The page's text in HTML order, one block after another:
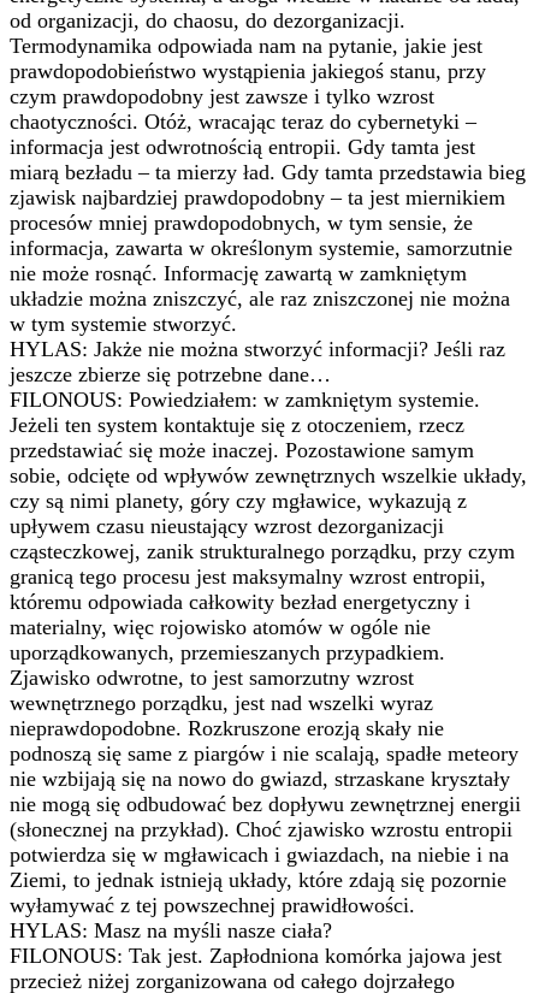
od organizacji, do chaosu, do dezorganizacji.
Termodynamika odpowiada nam na pytanie, jakie jest
prawdopodobieństwo wystąpienia jakiegoś stanu, przy
czym prawdopodobny jest zawsze i tylko wzrost
chaotyczności. Otóż, wracając teraz do cybernetyki –
informacja jest odwrotnością entropii. Gdy tamta jest
miarą bezładu – ta mierzy ład. Gdy tamta przedstawia bieg
zjawisk najbardziej prawdopodobny – ta jest miernikiem
procesów mniej prawdopodobnych, w tym sensie, że
informacja, zawarta w określonym systemie, samorzutnie
nie może rosnąć. Informację zawartą w zamkniętym
układzie można zniszczyć, ale raz zniszczonej nie można
w tym systemie stworzyć.
HYLAS: Jakże nie można stworzyć informacji? Jeśli raz
jeszcze zbierze się potrzebne dane…
FILONOUS: Powiedziałem: w zamkniętym systemie.
Jeżeli ten system kontaktuje się z otoczeniem, rzecz
przedstawiać się może inaczej. Pozostawione samym
sobie, odcięte od wpływów zewnętrznych wszelkie układy,
czy są nimi planety, góry czy mgławice, wykazują z
upływem czasu nieustający wzrost dezorganizacji
cząsteczkowej, zanik strukturalnego porządku, przy czym
granicą tego procesu jest maksymalny wzrost entropii,
któremu odpowiada całkowity bezład energetyczny i
materialny, więc rojowisko atomów w ogóle nie
uporządkowanych, przemieszanych przypadkiem.
Zjawisko odwrotne, to jest samorzutny wzrost
wewnętrznego porządku, jest nad wszelki wyraz
nieprawdopodobne. Rozkruszone erozją skały nie
podnoszą się same z piargów i nie scalają, spadłe meteory
nie wzbijają się na nowo do gwiazd, strzaskane kryształy
nie mogą się odbudować bez dopływu zewnętrznej energii
(słonecznej na przykład). Choć zjawisko wzrostu entropii
potwierdza się w mgławicach i gwiazdach, na niebie i na
Ziemi, to jednak istnieją układy, które zdają się pozornie
wyłamywać z tej powszechnej prawidłowości.
HYLAS: Masz na myśli nasze ciała?
FILONOUS: Tak jest. Zapłodniona komórka jajowa jest
przecież niżej zorganizowana od całego dojrzałego